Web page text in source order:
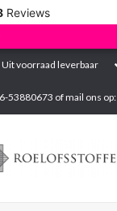
Reviews
Uit voorraad leverbaar
53880673 of mail ons op: